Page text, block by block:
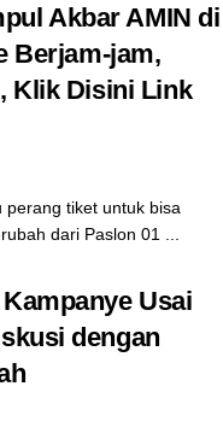
Akbar AMIN di
Berjam-jam,
Klik Disini Link
perang tiket untuk bisa
dari Paslon 01 ...
Usai
dengan